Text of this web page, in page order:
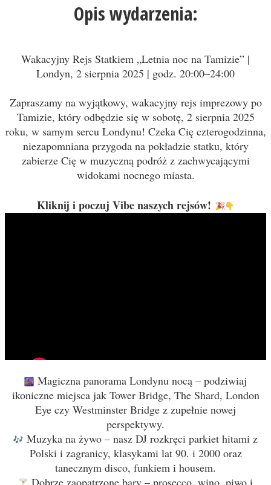
Opis wydarzenia:
Wakacyjny Rejs Statkiem „Letnia noc na Tamizie” |
Londyn, 2 sierpnia 2025 | godz. 20:00–24:00
Zapraszamy na wyjątkowy, wakacyjny rejs imprezowy po
Tamizie, który odbędzie się w sobotę, 2 sierpnia 2025
roku, w samym sercu Londynu! Czeka Cię czterogodzinna,
niezapomniana przygoda na pokładzie statku, który
zabierze Cię w muzyczną podróż z zachwycającymi
widokami nocnego miasta.
Kliknij i poczuj Vibe naszych rejsów!
Magiczna panorama Londynu nocą – podziwiaj
ikoniczne miejsca jak Tower Bridge, The Shard, London
Eye czy Westminster Bridge z zupełnie nowej
perspektywy.
Muzyka na żywo – nasz DJ rozkręci parkiet hitami z
Polski i zagranicy, klasykami lat 90. i 2000 oraz
tanecznym disco, funkiem i housem.
Dobrze zaopatrzone bary – prosecco, wino, piwo i